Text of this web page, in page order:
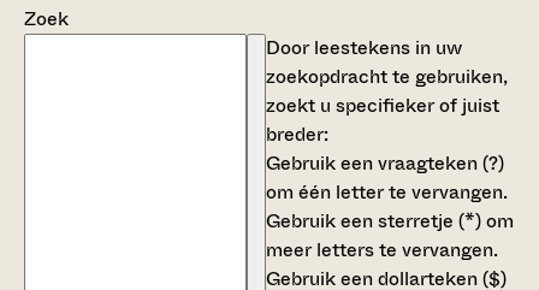
Zoek
Door leestekens in uw
zoekopdracht te gebruiken,
zoekt u specifieker of juist
breder:
Gebruik eenvraagteken (?)
om één letter te vervangen.
Gebruik eensterretje (*)om
meer letters te vervangen.
Gebruik eendollarteken ($)